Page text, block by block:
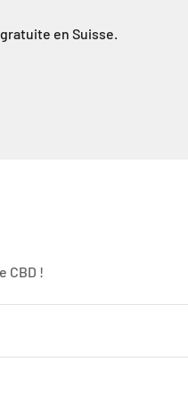
en Suisse.
CBD !